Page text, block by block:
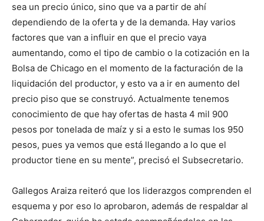
sea un precio único, sino que va a partir de ahí
dependiendo de la oferta y de la demanda. Hay varios
factores que van a influir en que el precio vaya
aumentando, como el tipo de cambio o la cotización en la
Bolsa de Chicago en el momento de la facturación de la
liquidación del productor, y esto va a ir en aumento del
precio piso que se construyó. Actualmente tenemos
conocimiento de que hay ofertas de hasta 4 mil 900
pesos por tonelada de maíz y si a esto le sumas los 950
pesos, pues ya vemos que está llegando a lo que el
productor tiene en su mente”, precisó el Subsecretario.
Gallegos Araiza reiteró que los liderazgos comprenden el
esquema y por eso lo aprobaron, además de respaldar al